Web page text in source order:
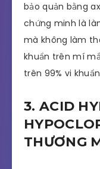
bảo quản bằng
chứng minh là
mà không làm
khuẩn trên mí
trên 99% vi
3. ACID
THƯƠNG